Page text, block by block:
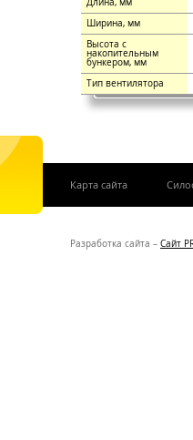
Ширина, мм
Высота с
накопительным
бункером, мм
Тип вентилятора
Разработка сайта – Сайт
Карта сайта